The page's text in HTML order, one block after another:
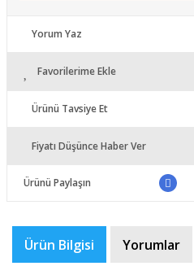
Yorum Yaz
Favorilerime Ekle
Ürünü Tavsiye Et
Fiyatı Düşünce Haber Ver
Ürünü Paylaşın
Ürün Bilgisi Yorumlar